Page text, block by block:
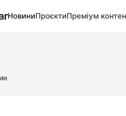
НовиниПроєктиПреміум